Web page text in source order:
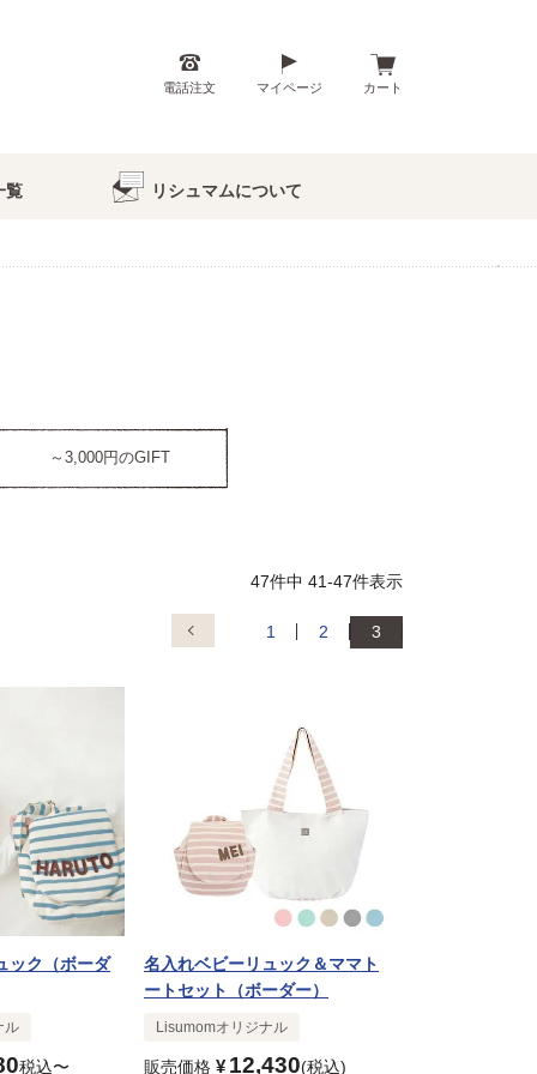
電話注文 マイページ カート
覧 リシュマムについて
～3,000円のGIFT
47件中 41-47件表示
1 2 3
ック（ボーダ
ル
税込〜
名入れベビーリュック＆ママト
ートセット（ボーダー）
Lisumomオリジナル
販売価格 ¥ 12,430 税込